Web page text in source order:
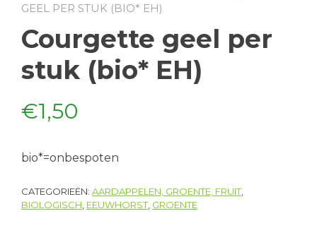
GEEL PER STUK (BIO* EH)
Courgette geel per
stuk (bio* EH)
€1,50
bio*=onbespoten
CATEGORIEËN: AARDAPPELEN, GROENTE, FRUIT,
BIOLOGISCH, EEUWHORST, GROENTE